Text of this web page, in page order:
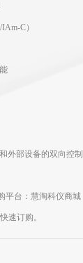
C）
外部设备的双向控制
平台：慧淘科仪商城
速订购。